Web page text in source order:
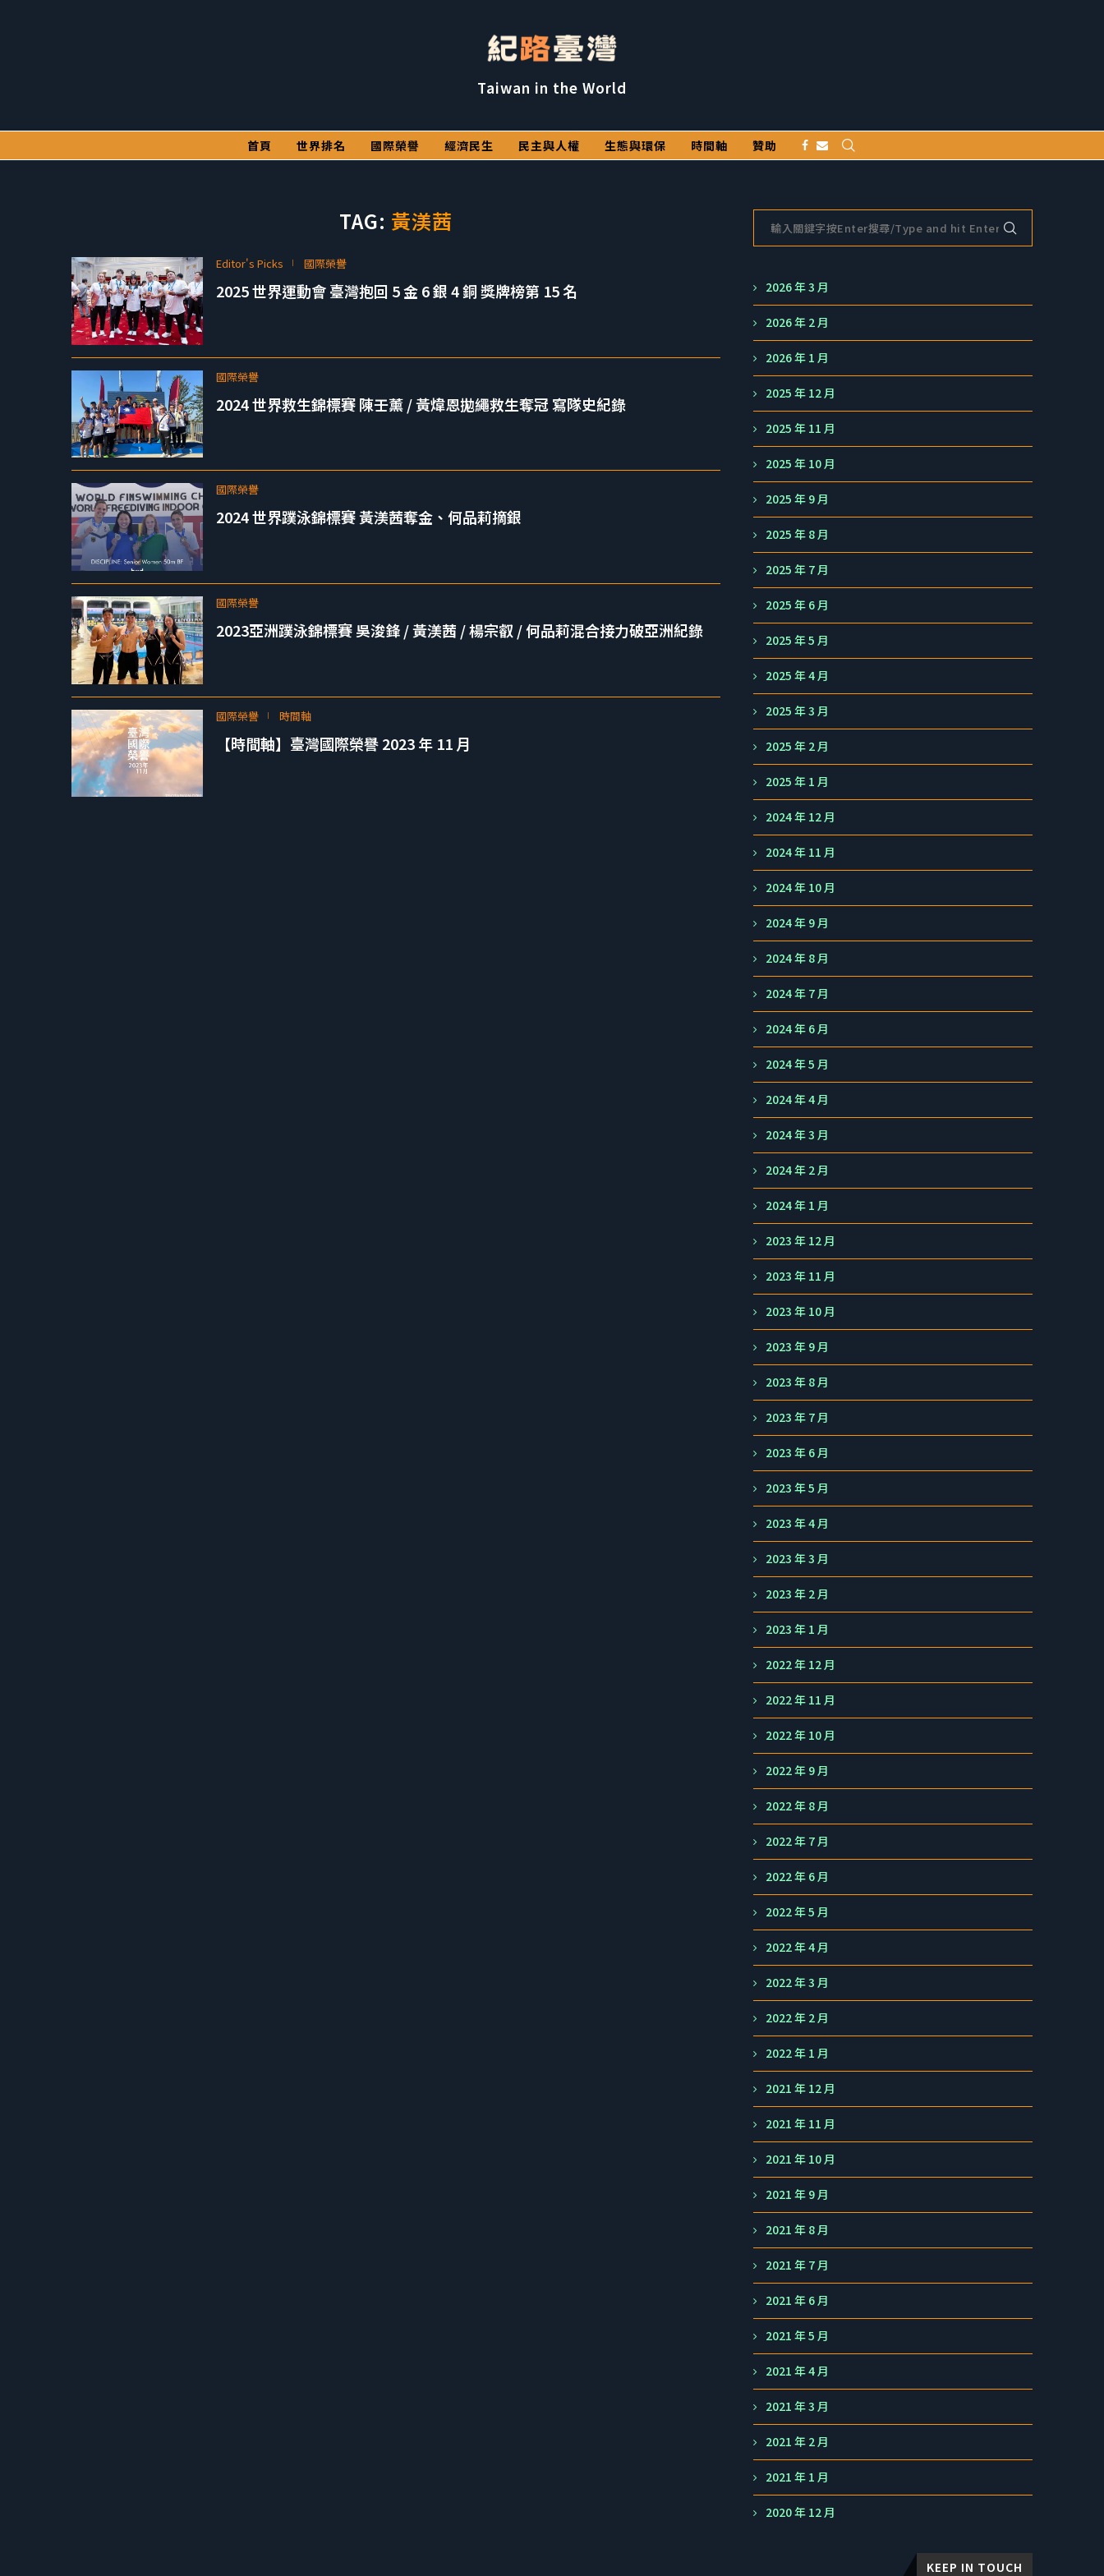
Taiwan in the World
首頁 世界排名 國際榮譽 經濟民生 民主與人權 生態與環保 時間軸 贊助
TAG: 黃渼茜
Editor's Picks 國際榮譽
2025 世界運動會 臺灣抱回 5 金 6 銀 4 銅 獎牌榜第 15 名
國際榮譽
2024 世界救生錦標賽 陳壬薰 / 黃煒恩拋繩救生奪冠 寫隊史紀錄
國際榮譽
2024 世界蹼泳錦標賽 黃渼茜奪金、何品莉摘銀
國際榮譽
2023亞洲蹼泳錦標賽 吳浚鋒 / 黃渼茜 / 楊宗叡 / 何品莉混合接力破亞洲紀錄
國際榮譽 時間軸
【時間軸】臺灣國際榮譽 2023 年 11 月
2026 年 3 月
2026 年 2 月
2026 年 1 月
2025 年 12 月
2025 年 11 月
2025 年 10 月
2025 年 9 月
2025 年 8 月
2025 年 7 月
2025 年 6 月
2025 年 5 月
2025 年 4 月
2025 年 3 月
2025 年 2 月
2025 年 1 月
2024 年 12 月
2024 年 11 月
2024 年 10 月
2024 年 9 月
2024 年 8 月
2024 年 7 月
2024 年 6 月
2024 年 5 月
2024 年 4 月
2024 年 3 月
2024 年 2 月
2024 年 1 月
2023 年 12 月
2023 年 11 月
2023 年 10 月
2023 年 9 月
2023 年 8 月
2023 年 7 月
2023 年 6 月
2023 年 5 月
2023 年 4 月
2023 年 3 月
2023 年 2 月
2023 年 1 月
2022 年 12 月
2022 年 11 月
2022 年 10 月
2022 年 9 月
2022 年 8 月
2022 年 7 月
2022 年 6 月
2022 年 5 月
2022 年 4 月
2022 年 3 月
2022 年 2 月
2022 年 1 月
2021 年 12 月
2021 年 11 月
2021 年 10 月
2021 年 9 月
2021 年 8 月
2021 年 7 月
2021 年 6 月
2021 年 5 月
2021 年 4 月
2021 年 3 月
2021 年 2 月
2021 年 1 月
2020 年 12 月
KEEP IN TOUCH